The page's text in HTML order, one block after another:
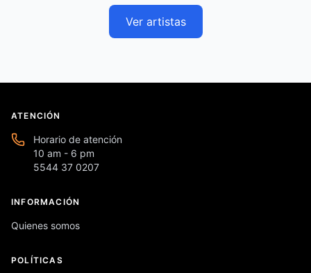
Ver artistas
ATENCIÓN
Horario de atención
10 am - 6 pm
5544 37 0207
INFORMACIÓN
Quienes somos
POLÍTICAS